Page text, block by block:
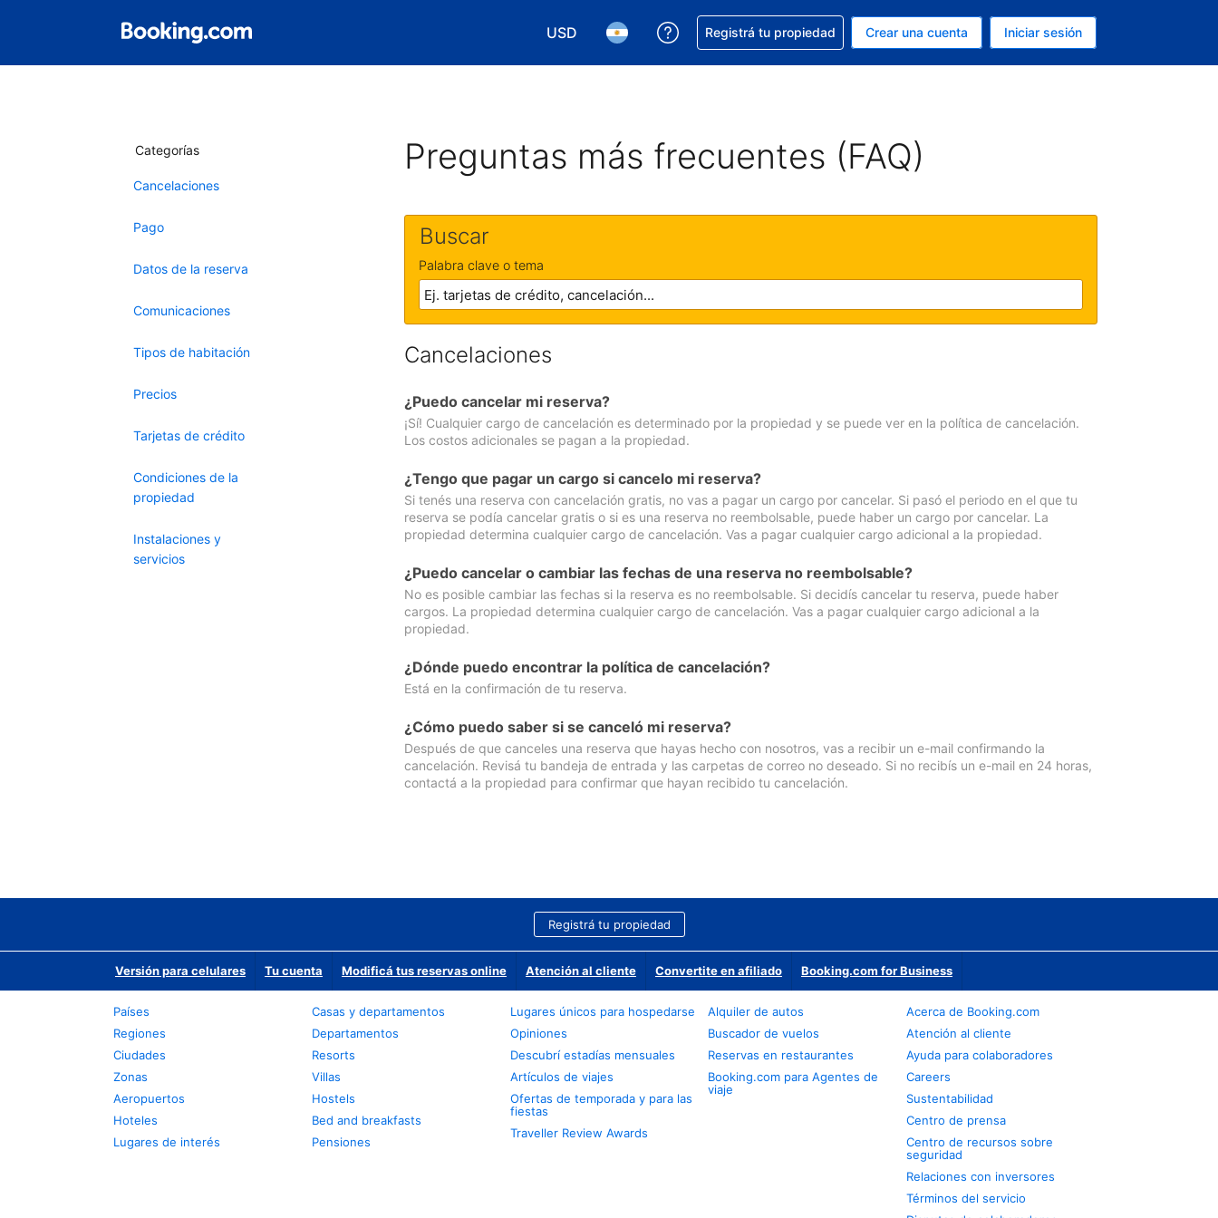
USD
Elegir la moneda. Tu moneda actual es Dólar de EEUU
Elegir el idioma. El idioma que estás usando es Español (Argentina)
Conseguí ayuda con tu reserva
Registrá tu propiedad Crear una cuenta Iniciar sesión
Categorías
Cancelaciones
Pago
Datos de la reserva
Comunicaciones
Tipos de habitación
Precios
Tarjetas de crédito
Condiciones de la
propiedad
Instalaciones y
servicios
Preguntas más frecuentes (FAQ)
Buscar
Palabra clave o tema
Cancelaciones
¿Puedo cancelar mi reserva?
¡Sí! Cualquier cargo de cancelación es determinado por la propiedad y se puede ver en la política de cancelación.
Los costos adicionales se pagan a la propiedad.
¿Tengo que pagar un cargo si cancelo mi reserva?
Si tenés una reserva con cancelación gratis, no vas a pagar un cargo por cancelar. Si pasó el periodo en el que tu
reserva se podía cancelar gratis o si es una reserva no reembolsable, puede haber un cargo por cancelar. La
propiedad determina cualquier cargo de cancelación. Vas a pagar cualquier cargo adicional a la propiedad.
¿Puedo cancelar o cambiar las fechas de una reserva no reembolsable?
No es posible cambiar las fechas si la reserva es no reembolsable. Si decidís cancelar tu reserva, puede haber
cargos. La propiedad determina cualquier cargo de cancelación. Vas a pagar cualquier cargo adicional a la
propiedad.
¿Dónde puedo encontrar la política de cancelación?
Está en la confirmación de tu reserva.
¿Cómo puedo saber si se canceló mi reserva?
Después de que canceles una reserva que hayas hecho con nosotros, vas a recibir un e-mail confirmando la
cancelación. Revisá tu bandeja de entrada y las carpetas de correo no deseado. Si no recibís un e-mail en 24 horas,
contactá a la propiedad para confirmar que hayan recibido tu cancelación.
Registrá tu propiedad
Versión para celulares Tu cuenta Modificá tus reservas online Atención al cliente Convertite en afiliado Booking.com for Business
Países
Regiones
Ciudades
Zonas
Aeropuertos
Hoteles
Lugares de interés
Casas y departamentos
Departamentos
Resorts
Villas
Hostels
Bed and breakfasts
Pensiones
Lugares únicos para hospedarse
Opiniones
Descubrí estadías mensuales
Artículos de viajes
Ofertas de temporada y para las
fiestas
Traveller Review Awards
Alquiler de autos
Buscador de vuelos
Reservas en restaurantes
Booking.com para Agentes de
viaje
Acerca de Booking.com
Atención al cliente
Ayuda para colaboradores
Careers
Sustentabilidad
Centro de prensa
Centro de recursos sobre
seguridad
Relaciones con inversores
Términos del servicio